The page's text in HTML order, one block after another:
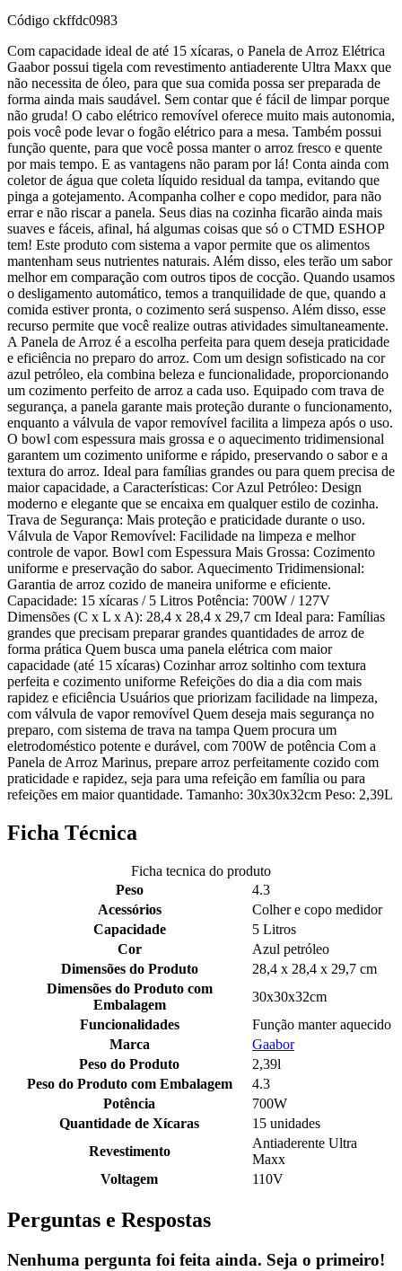
Código ckffdc0983
Com capacidade ideal de até 15 xícaras, o Panela de Arroz Elétrica
Gaabor possui tigela com revestimento antiaderente Ultra Maxx que
não necessita de óleo, para que sua comida possa ser preparada de
forma ainda mais saudável. Sem contar que é fácil de limpar porque
não gruda! O cabo elétrico removível oferece muito mais autonomia,
pois você pode levar o fogão elétrico para a mesa. Também possui
função quente, para que você possa manter o arroz fresco e quente
por mais tempo. E as vantagens não param por lá! Conta ainda com
coletor de água que coleta líquido residual da tampa, evitando que
pinga a gotejamento. Acompanha colher e copo medidor, para não
errar e não riscar a panela. Seus dias na cozinha ficarão ainda mais
suaves e fáceis, afinal, há algumas coisas que só o CTMD ESHOP
tem! Este produto com sistema a vapor permite que os alimentos
mantenham seus nutrientes naturais. Além disso, eles terão um sabor
melhor em comparação com outros tipos de cocção. Quando usamos
o desligamento automático, temos a tranquilidade de que, quando a
comida estiver pronta, o cozimento será suspenso. Além disso, esse
recurso permite que você realize outras atividades simultaneamente.
A Panela de Arroz é a escolha perfeita para quem deseja praticidade
e eficiência no preparo do arroz. Com um design sofisticado na cor
azul petróleo, ela combina beleza e funcionalidade, proporcionando
um cozimento perfeito de arroz a cada uso. Equipado com trava de
segurança, a panela garante mais proteção durante o funcionamento,
enquanto a válvula de vapor removível facilita a limpeza após o uso.
O bowl com espessura mais grossa e o aquecimento tridimensional
garantem um cozimento uniforme e rápido, preservando o sabor e a
textura do arroz. Ideal para famílias grandes ou para quem precisa de
maior capacidade, a Características: Cor Azul Petróleo: Design
moderno e elegante que se encaixa em qualquer estilo de cozinha.
Trava de Segurança: Mais proteção e praticidade durante o uso.
Válvula de Vapor Removível: Facilidade na limpeza e melhor
controle de vapor. Bowl com Espessura Mais Grossa: Cozimento
uniforme e preservação do sabor. Aquecimento Tridimensional:
Garantia de arroz cozido de maneira uniforme e eficiente.
Capacidade: 15 xícaras / 5 Litros Potência: 700W / 127V
Dimensões (C x L x A): 28,4 x 28,4 x 29,7 cm Ideal para: Famílias
grandes que precisam preparar grandes quantidades de arroz de
forma prática Quem busca uma panela elétrica com maior
capacidade (até 15 xícaras) Cozinhar arroz soltinho com textura
perfeita e cozimento uniforme Refeições do dia a dia com mais
rapidez e eficiência Usuários que priorizam facilidade na limpeza,
com válvula de vapor removível Quem deseja mais segurança no
preparo, com sistema de trava na tampa Quem procura um
eletrodoméstico potente e durável, com 700W de potência Com a
Panela de Arroz Marinus, prepare arroz perfeitamente cozido com
praticidade e rapidez, seja para uma refeição em família ou para
refeições em maior quantidade. Tamanho: 30x30x32cm Peso: 2,39L
Ficha Técnica
Ficha tecnica do produto
Peso
4.3
Acessórios
Colher e copo medidor
Capacidade
5 Litros
Cor
Azul petróleo
Dimensões do Produto
28,4 x 28,4 x 29,7 cm
Dimensões do Produto com
Embalagem
30x30x32cm
Funcionalidades
Função manter aquecido
Marca
Gaabor
Peso do Produto
2,39l
Peso do Produto com Embalagem
4.3
Potência
700W
Quantidade de Xícaras
15 unidades
Revestimento
Antiaderente Ultra
Maxx
Voltagem
110V
Perguntas e Respostas
Nenhuma pergunta foi feita ainda. Seja o primeiro!